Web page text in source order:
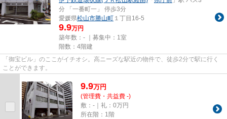
分 「一番町一」 停歩3分
愛媛県松山市勝山町 １丁目16-5
9.9万円
築年数：- ｜募集中： 1室
階数：4階建
「御宝ビル」のここがイチオシ。高ニーズな駅近の物件で、徒歩2分で駅に行く
ことができます。
9.9万円
(管理費・共益費 -)
敷：-｜礼：0万円
所在階：1階